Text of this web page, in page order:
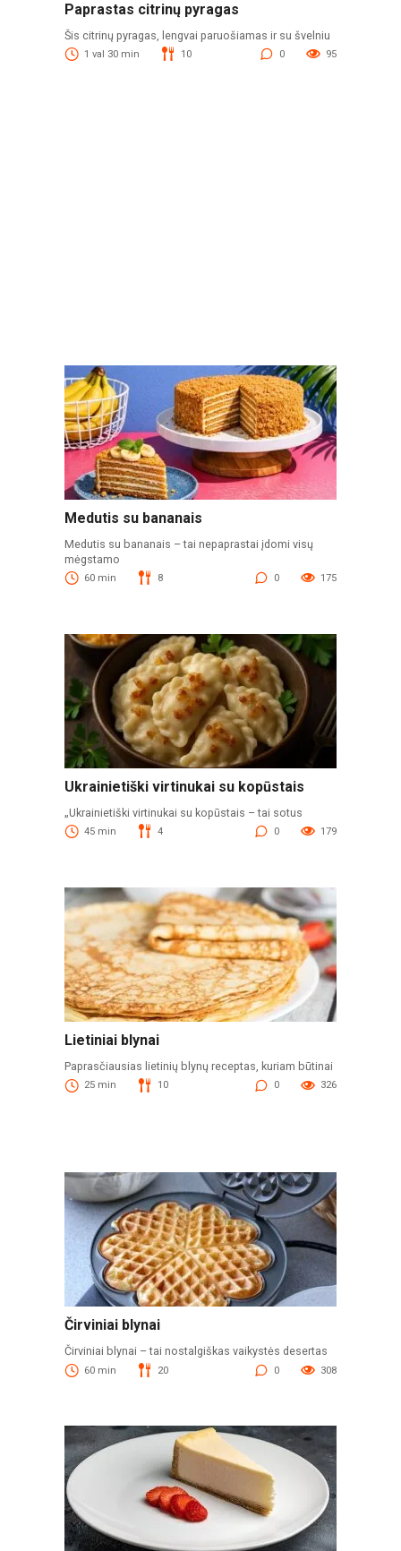
Paprastas citrinų pyragas
Šis citrinų pyragas, lengvai paruošiamas ir su švelniu
1 val 30 min 10 0 95
Medutis su bananais
Medutis su bananais – tai nepaprastai įdomi visų
mėgstamo
60 min 8 0 175
Ukrainietiški virtinukai su kopūstais
„Ukrainietiški virtinukai su kopūstais – tai sotus
45 min 4 0 179
Lietiniai blynai
Paprasčiausias lietinių blynų receptas, kuriam būtinai
25 min 10 0 326
Čirviniai blynai
Čirviniai blynai – tai nostalgiškas vaikystės desertas
60 min 20 0 308